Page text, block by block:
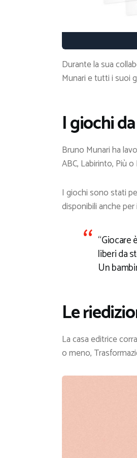
Durante la sua
Munari e tutti i suoi
I giochi
Bruno Munari ha
ABC, Labirinto, Più
I giochi sono stati
disponibili anche per
“Giocare
liberi da
Un
Le
La casa editrice
o meno,